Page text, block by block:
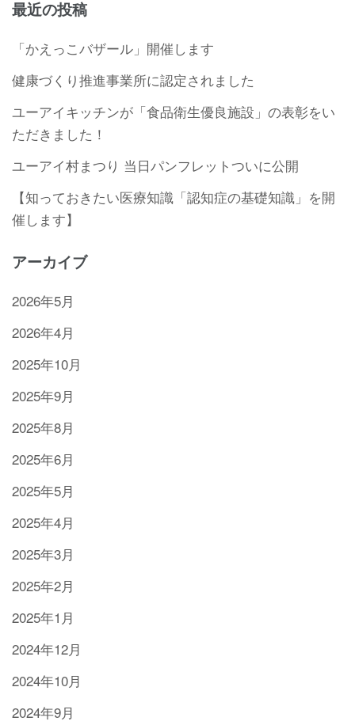
最近の投稿
「かえっこバザール」開催します
健康づくり推進事業所に認定されました
ユーアイキッチンが「食品衛生優良施設」の表彰をい
ただきました！
ユーアイ村まつり 当日パンフレットついに公開
【知っておきたい医療知識「認知症の基礎知識」を開
催します】
アーカイブ
2026年5月
2026年4月
2025年10月
2025年9月
2025年8月
2025年6月
2025年5月
2025年4月
2025年3月
2025年2月
2025年1月
2024年12月
2024年10月
2024年9月